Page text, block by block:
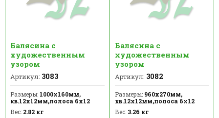
Балясина с
художественным
узором
Артикул: 3083
Размеры: 1000х160мм,
кв.12х12мм,полоса 6х12
Вес: 2.82 кг
Балясина с
художественным
узором
Артикул: 3082
Размеры:960х270мм,
кв.12х12мм,полоса 6х12
Вес:3.26 кг